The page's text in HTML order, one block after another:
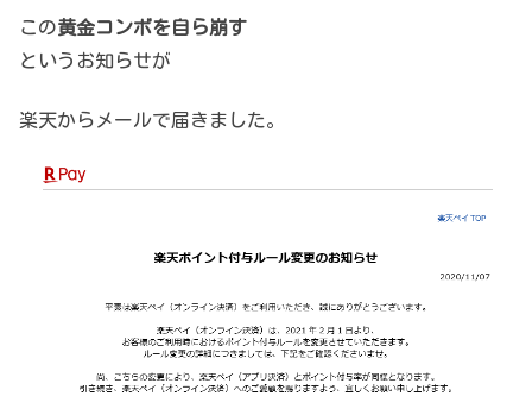
この黄金コンボを自ら崩す
というお知らせが
楽天からメールで届きました。